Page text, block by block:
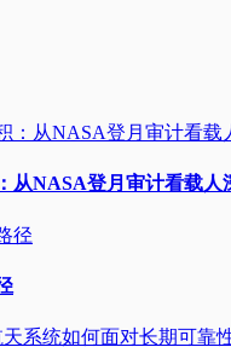
从NASA登月审计看载人